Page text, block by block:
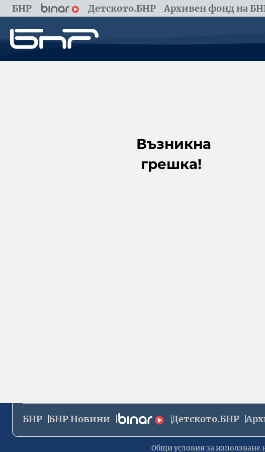
БНР Детското.БНР Архивен фонд на
Възникна
грешка!
БНР БНР Новини Детското.БНР
Общи условия за използване